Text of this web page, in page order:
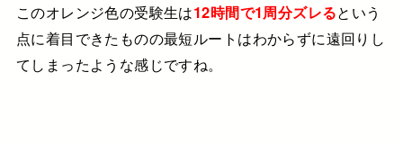
このオレンジ色の受験生は12時間で1周分ズレるという
点に着目できたものの最短ルートはわからずに遠回りし
てしまったような感じですね。